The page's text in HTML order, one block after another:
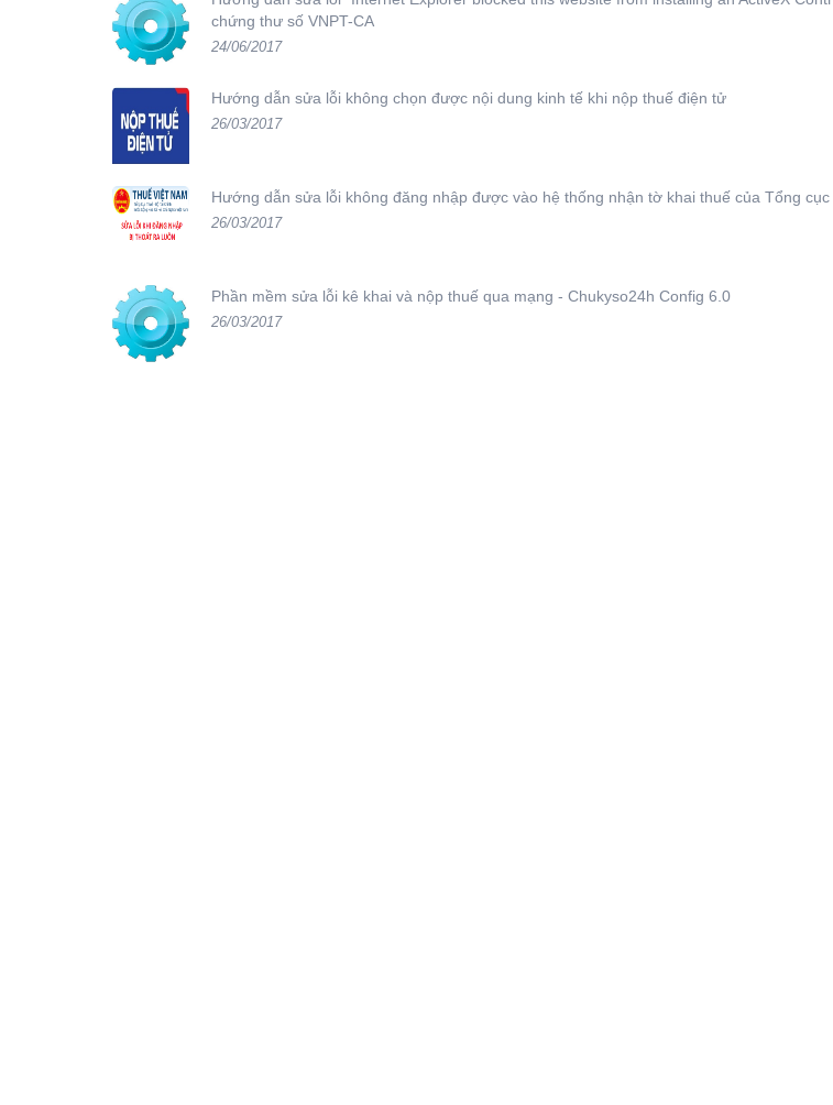
chứng thư số VNPT-CA
24/06/2017
Hướng dẫn sửa lỗi không chọn được nội dung kinh tế khi nộp thuế điện tử
26/03/2017
Hướng dẫn sửa lỗi không đăng nhập được vào hệ thống nhận tờ khai thuế của Tổng cục
26/03/2017
Phần mềm sửa lỗi kê khai và nộp thuế qua mạng - Chukyso24h Config 6.0
26/03/2017